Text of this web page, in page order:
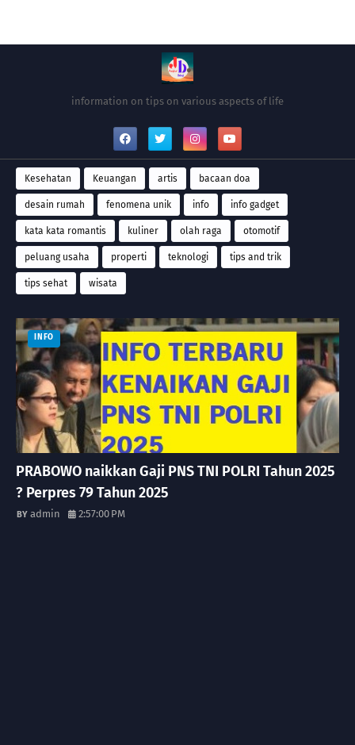
information on tips on various aspects of life
Kesehatan Keuangan artis bacaan doa
desain rumah fenomena unik info info gadget
kata kata romantis kuliner olah raga otomotif
peluang usaha properti teknologi tips and trik
tips sehat wisata
INFO
PRABOWO naikkan Gaji PNS TNI POLRI Tahun 2025
? Perpres 79 Tahun 2025
admin 2:57:00 PM